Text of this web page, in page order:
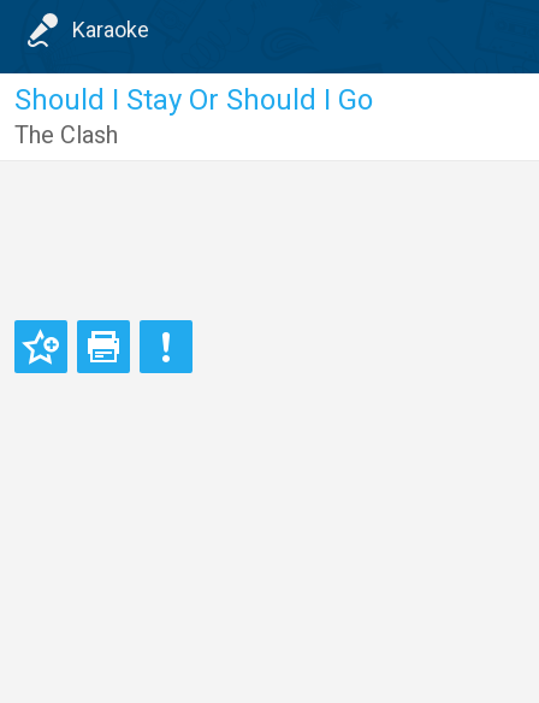
Karaoke
Should I Stay Or Should I Go
The Clash